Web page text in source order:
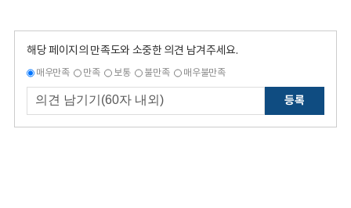
해당 페이지의 만족도와 소중한 의견 남겨주세요.
매우만족 만족 보통 불만족 매우불만족
등록